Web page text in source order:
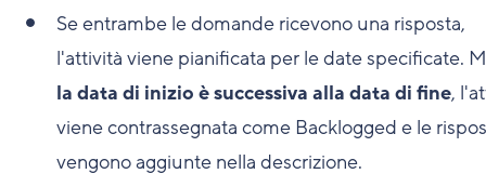
Se entrambe le domande ricevono una risposta,
l'attività viene pianificata per le date specificate.
la data di inizio è successiva alla data di fine,
viene contrassegnata come Backlogged e le
vengono aggiunte nella descrizione.